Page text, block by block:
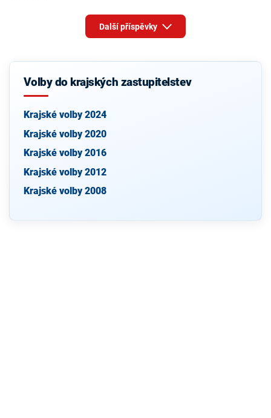
Další příspěvky
Volby do krajských zastupitelstev
Krajské volby 2024
Krajské volby 2020
Krajské volby 2016
Krajské volby 2012
Krajské volby 2008